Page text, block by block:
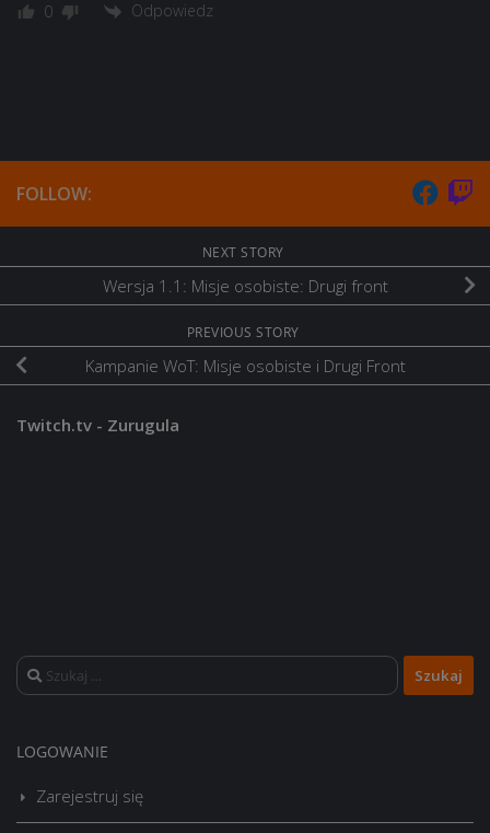
0 Odpowiedz
FOLLOW:
NEXT STORY
Wersja 1.1: Misje osobiste: Drugi front
PREVIOUS STORY
Kampanie WoT: Misje osobiste i Drugi Front
Twitch.tv - Zurugula
Szukaj:
LOGOWANIE
Zarejestruj się